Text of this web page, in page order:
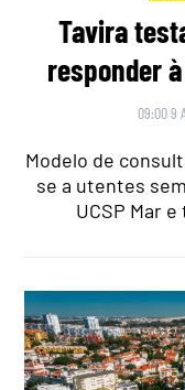
Tavira
responder
09:00 9
Modelo de
se a utentes
UCSP Mar